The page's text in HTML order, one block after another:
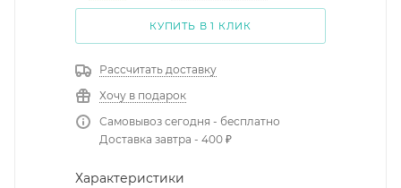
КУПИТЬ В 1 КЛИК
Рассчитать доставку
Хочу в подарок
Самовывоз сегодня - бесплатно
Доставка завтра - 400 ₽
Характеристики